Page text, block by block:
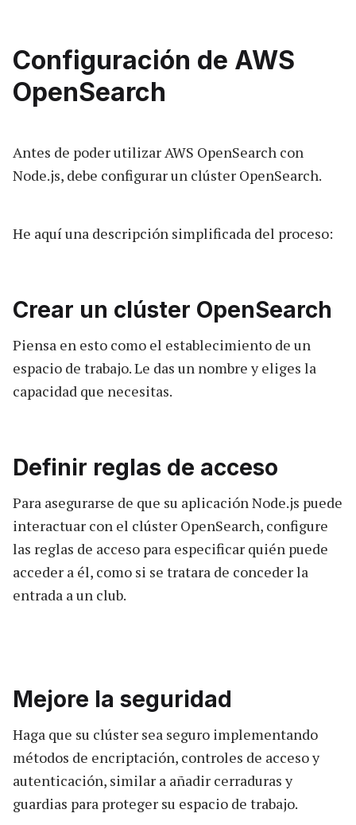
Configuración de AWS
OpenSearch
Antes de poder utilizar AWS OpenSearch con
Node.js, debe configurar un clúster OpenSearch.
He aquí una descripción simplificada del proceso:
Crear un clúster OpenSearch
Piensa en esto como el establecimiento de un
espacio de trabajo. Le das un nombre y eliges la
capacidad que necesitas.
Definir reglas de acceso
Para asegurarse de que su aplicación Node.js puede
interactuar con el clúster OpenSearch, configure
las reglas de acceso para especificar quién puede
acceder a él, como si se tratara de conceder la
entrada a un club.
Mejore la seguridad
Haga que su clúster sea seguro implementando
métodos de encriptación, controles de acceso y
autenticación, similar a añadir cerraduras y
guardias para proteger su espacio de trabajo.